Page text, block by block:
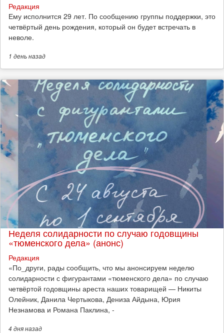
Редакция
Ему исполнится 29 лет. По сообщению группы поддержки, это
четвёртый день рождения, который он будет встречать в
неволе.
1 деньназад
Неделя солидарности по случаю годовщины
«тюменского дела» (анонс)
Редакция
​«По_други, рады сообщить, что мы анонсируем неделю
солидарности с фигурантами «тюменского дела» по случаю
четвёртой годовщины ареста наших товарищей — Никиты
Олейник, Данила Чертыкова, Дениза Айдына, Юрия
Незнамова и Романа Паклина, -
4 дняназад